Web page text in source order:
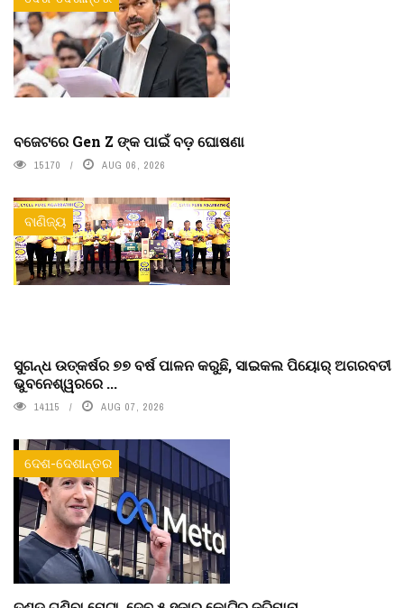
ବଜେଟରେ Gen Z ଙ୍କ ପାଇଁ ବଡ଼ ଘୋଷଣା
15170 AUG 06, 2026
ବାଣିଜ୍ୟ
ସୁଗନ୍ଧ ଉତ୍କର୍ଷର ୭୭ ବର୍ଷ ପାଳନ କରୁଛି, ସାଇକଲ ପିୟୋର୍‌ ଅଗରବତୀ
ଭୁବନେଶ୍ୱରରେ ...
14115 AUG 07, 2026
ଦେଶ-ଦେଶାନ୍ତର